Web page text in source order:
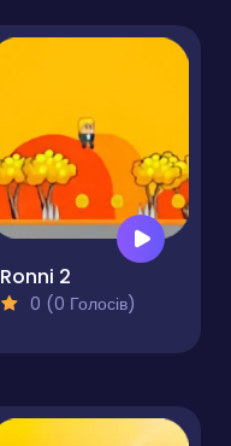
Ronni 2
0 (0 Голосів)